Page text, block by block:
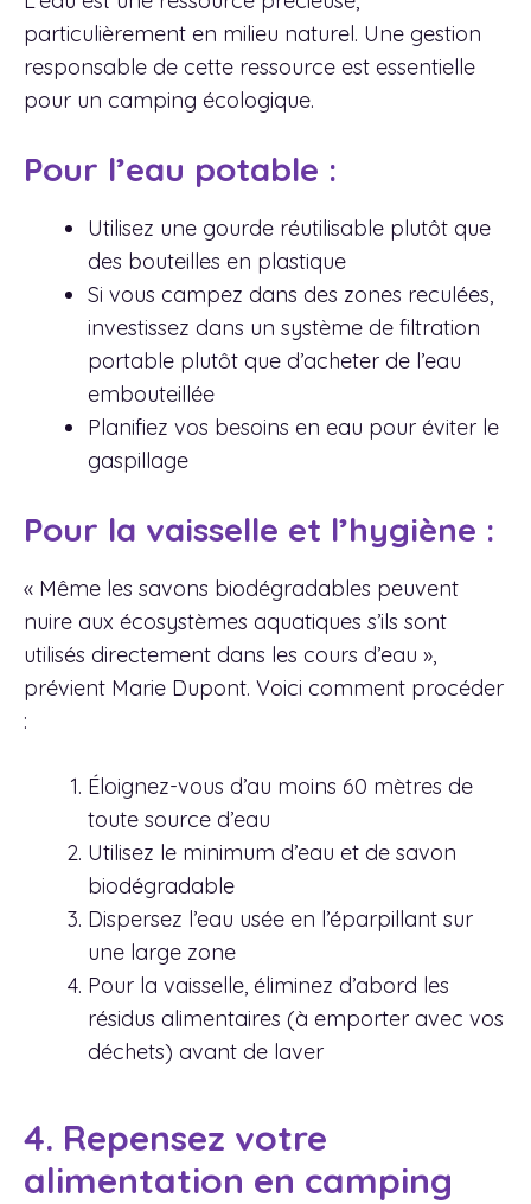
particulièrement en milieu naturel. Une gestion
responsable de cette ressource est essentielle
pour un camping écologique.
Pour l’eau potable :
Utilisez une gourde réutilisable plutôt que
des bouteilles en plastique
Si vous campez dans des zones reculées,
investissez dans un système de filtration
portable plutôt que d’acheter de l’eau
embouteillée
Planifiez vos besoins en eau pour éviter le
gaspillage
Pour la vaisselle et l’hygiène :
« Même les savons biodégradables peuvent
nuire aux écosystèmes aquatiques s’ils sont
utilisés directement dans les cours d’eau »,
prévient Marie Dupont. Voici comment procéder
:
Éloignez-vous d’au moins 60 mètres de
toute source d’eau
Utilisez le minimum d’eau et de savon
biodégradable
Dispersez l’eau usée en l’éparpillant sur
une large zone
Pour la vaisselle, éliminez d’abord les
résidus alimentaires (à emporter avec vos
déchets) avant de laver
4. Repensez votre
alimentation en camping